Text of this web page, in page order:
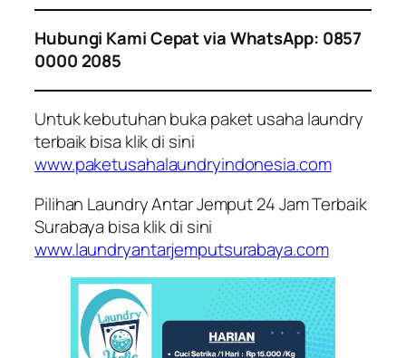
Hubungi Kami Cepat via WhatsApp: 0857
0000 2085
Untuk kebutuhan buka paket usaha laundry
terbaik bisa klik di sini
www.paketusahalaundryindonesia.com
Pilihan Laundry Antar Jemput 24 Jam Terbaik
Surabaya bisa klik di sini
www.laundryantarjemputsurabaya.com